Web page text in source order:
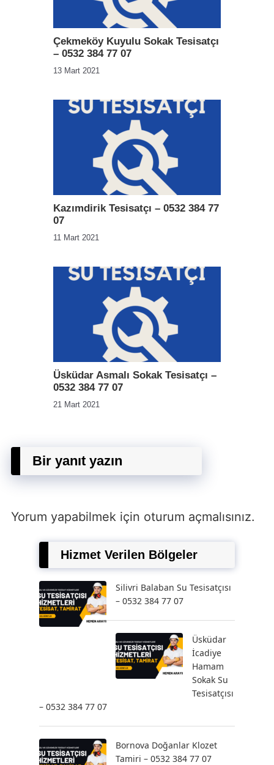
Çekmeköy Kuyulu Sokak Tesisatçı
– 0532 384 77 07
13 Mart 2021
Kazımdirik Tesisatçı – 0532 384 77
07
11 Mart 2021
Üsküdar Asmalı Sokak Tesisatçı –
0532 384 77 07
21 Mart 2021
Bir yanıt yazın
Yorum yapabilmek için oturum açmalısınız.
Hizmet Verilen Bölgeler
Silivri Balaban Su Tesisatçısı
– 0532 384 77 07
Üsküdar
İcadiye
Hamam
Sokak Su
Tesisatçısı
– 0532 384 77 07
Bornova Doğanlar Klozet
Tamiri – 0532 384 77 07